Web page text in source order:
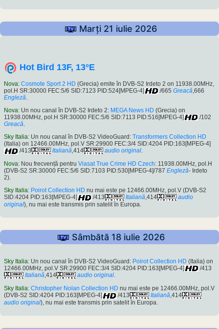
Marți 21 iulie 2026
Hot Bird 13F, 13°E
Nova: Cosmote Sport 2 HD (Grecia) emite în DVB-S2 Irdeto 2 on 11938.00MHz,
pol.H SR:30000 FEC:5/6 SID:7123 PID:524[MPEG-4]
/665 Greacă ,666
Engleză.
Nova: Un nou canal în DVB-S2 Irdeto 2: MEGA News HD (Grecia) on
11938.00MHz, pol.H SR:30000 FEC:5/6 SID:7113 PID:516[MPEG-4]
/102
Greacă.
Sky Italia: Un nou canal în DVB-S2 VideoGuard: Transformers Collection HD
(Italia) on 12466.00MHz, pol.V SR:29900 FEC:3/4 SID:4204 PID:163[MPEG-4]
/413
Italiană,414 audio original.
Nova: Nou frecvență pentru Viasat True Crime HD Czech: 11938.00MHz, pol.H
(DVB-S2 SR:30000 FEC:5/6 SID:7103 PID:530[MPEG-4]/787 Engleză- Irdeto
2).
Sky Italia: Poirot Collection HD nu mai este pe 12466.00MHz, pol.V (DVB-S2
SID:4204 PID:163[MPEG-4]
/413 Italiană,414
audio
original), nu mai este transmis prin satelit în Europa.
Sâmbătă 18 iulie 2026
Sky Italia: Un nou canal în DVB-S2 VideoGuard: Poirot Collection HD (Italia) on
12466.00MHz, pol.V SR:29900 FEC:3/4 SID:4204 PID:163[MPEG-4]
/413
Italiană,414 audio original.
Sky Italia: Christopher Nolan Collection HD nu mai este pe 12466.00MHz, pol.V
(DVB-S2 SID:4204 PID:163[MPEG-4]
/413 Italiană,414
audio original), nu mai este transmis prin satelit în Europa.